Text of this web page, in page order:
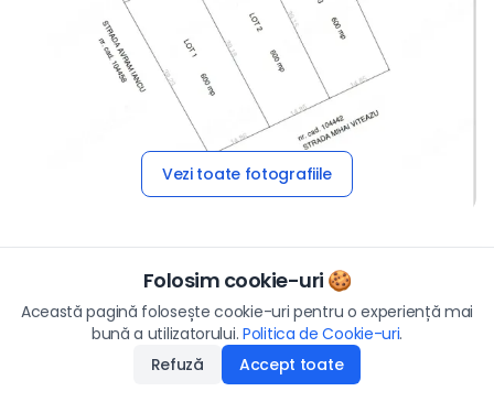
Vezi toate fotografiile
Se vinde teren intravilan in sat Arsa comuna Albești trei
loturi de 600mp,15000 euro lotul.
Preț
15.000€
21.05.2026
Aplică
Folosim cookie-uri 🍪
Această pagină folosește cookie-uri pentru o experiență mai
bună a utilizatorului. Politica de Cookie-uri.
Refuză
Accept toate